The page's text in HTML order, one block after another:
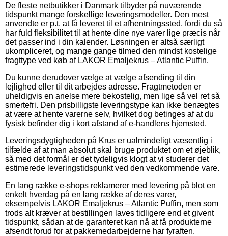
De fleste netbutikker i Danmark tilbyder på nuværende
tidspunkt mange forskellige leveringsmodeller. Den mest
anvendte er p.t. at få leveret til et afhentningssted, fordi du så
har fuld fleksibilitet til at hente dine nye varer lige præcis når
det passer ind i din kalender. Løsningen er altså særligt
ukompliceret, og mange gange tilmed den mindst kostelige
fragttype ved køb af LAKOR Emaljekrus – Atlantic Puffin.
Du kunne derudover vælge at vælge afsending til din
lejlighed eller til dit arbejdes adresse. Fragtmetoden er
uheldigvis en anelse mere bekostelig, men lige så vel ret så
smertefri. Den prisbilligste leveringstype kan ikke benægtes
at være at hente varerne selv, hvilket dog betinges af at du
fysisk befinder dig i kort afstand af e-handlens hjemsted.
Leveringsdygtigheden på Krus er ualmindeligt væsentlig i
tilfælde af at man absolut skal bruge produktet om et øjeblik,
så med det formål er det tydeligvis klogt at vi studerer det
estimerede leveringstidspunkt ved den vedkommende vare.
En lang række e-shops reklamerer med levering på blot en
enkelt hverdag på en lang række af deres varer,
eksempelvis LAKOR Emaljekrus – Atlantic Puffin, men som
trods alt kræver at bestillingen laves tidligere end et givent
tidspunkt, sådan at de garanteret kan nå at få produkterne
afsendt forud for at pakkemedarbejderne har fyraften.